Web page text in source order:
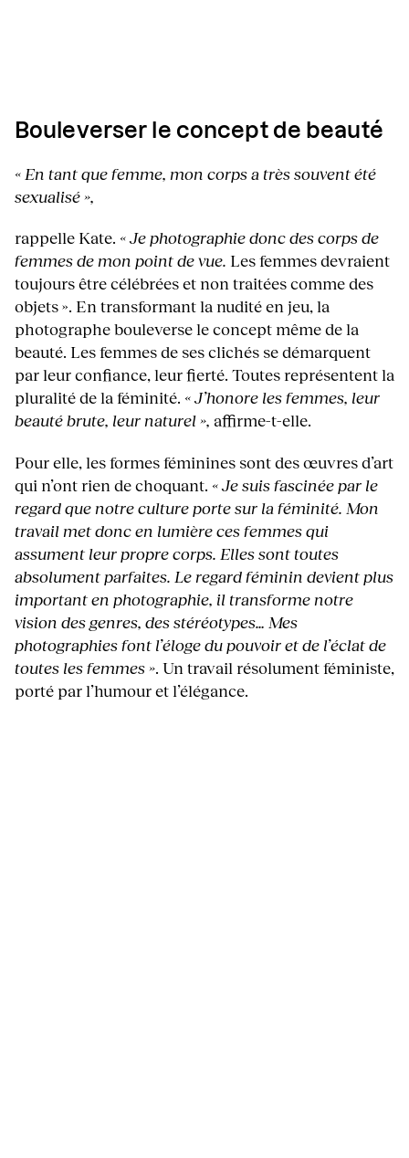
Bouleverser le concept de beauté
« En tant que femme, mon corps a très souvent été
sexualisé »,
rappelle Kate. « Je photographie donc des corps de
femmes de mon point de vue. Les femmes devraient
toujours être célébrées et non traitées comme des
objets ». En transformant la nudité en jeu, la
photographe bouleverse le concept même de la
beauté. Les femmes de ses clichés se démarquent
par leur confiance, leur fierté. Toutes représentent la
pluralité de la féminité. « J’honore les femmes, leur
beauté brute, leur naturel », affirme-t-elle.
Pour elle, les formes féminines sont des œuvres d’art
qui n’ont rien de choquant. « Je suis fascinée par le
regard que notre culture porte sur la féminité. Mon
travail met donc en lumière ces femmes qui
assument leur propre corps. Elles sont toutes
absolument parfaites. Le regard féminin devient plus
important en photographie, il transforme notre
vision des genres, des stéréotypes… Mes
photographies font l’éloge du pouvoir et de l’éclat de
toutes les femmes ». Un travail résolument féministe,
porté par l’humour et l’élégance.